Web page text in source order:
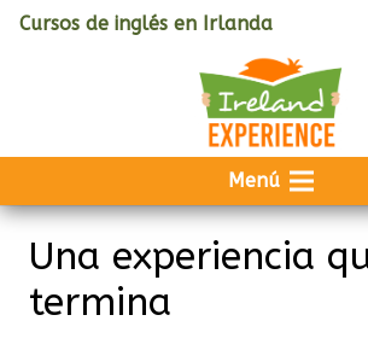
Cursos de inglés en Irlanda
Menú
Una experiencia
termina